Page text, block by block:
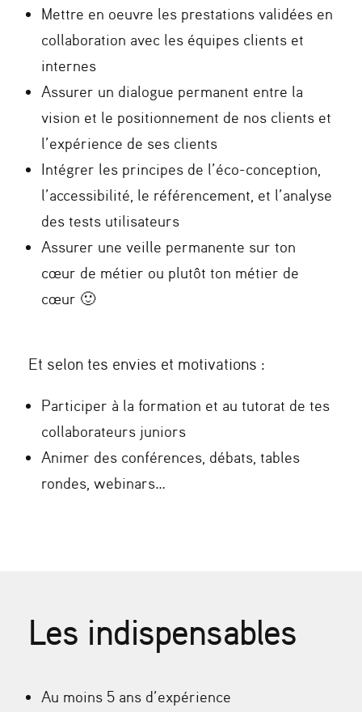
Mettre en oeuvre les prestations validées en
collaboration avec les équipes clients et
internes
Assurer un dialogue permanent entre la
vision et le positionnement de nos clients et
l’expérience de ses clients
Intégrer les principes de l’éco-conception,
l’accessibilité, le référencement, et l’analyse
des tests utilisateurs
Assurer une veille permanente sur ton
cœur de métier ou plutôt ton métier de
cœur 🙂
Et selon tes envies et motivations :
Participer à la formation et au tutorat de tes
collaborateurs juniors
Animer des conférences, débats, tables
rondes, webinars…
Les indispensables
Au moins 5 ans d’expérience